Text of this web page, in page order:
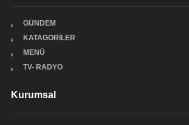
GÜNDEM
KATAGORİLER
MENÜ
TV- RADYO
Kurumsal